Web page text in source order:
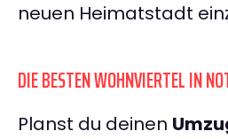
neuen Heimatstadt
DIE BESTEN WOHNVIERTEL IN
Planst du deinen